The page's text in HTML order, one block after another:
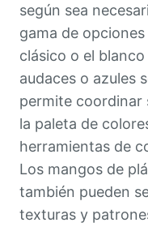
según sea
gama de
clásico o el
audaces o azules
permite coordinar
la paleta de
herramientas de
Los mangos de
también pueden
texturas y